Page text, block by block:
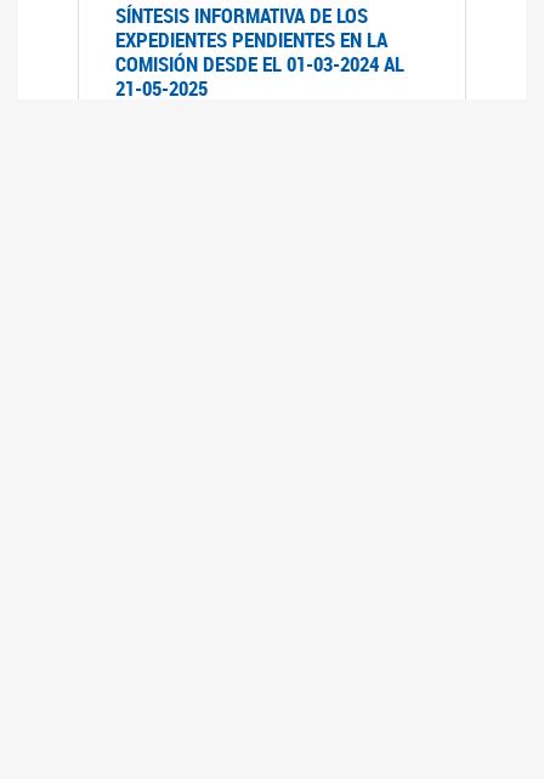
SÍNTESIS INFORMATIVA DE LOS
EXPEDIENTES PENDIENTES EN LA
COMISIÓN DESDE EL 01-03-2024 AL
21-05-2025